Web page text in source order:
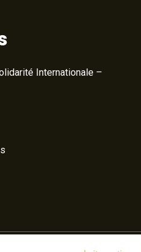
Internationale –